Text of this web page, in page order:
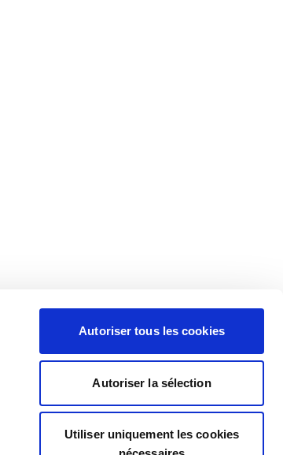
Autoriser tous les cookies
Autoriser la sélection
Utiliser uniquement les cookies